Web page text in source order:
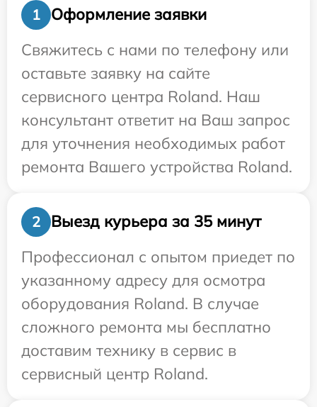
1
Оформление заявки
Свяжитесь с нами по телефону или
оставьте заявку на сайте
сервисного центра Roland. Наш
консультант ответит на Ваш запрос
для уточнения необходимых работ
ремонта Вашего устройства Roland.
2
Выезд курьера за 35 минут
Профессионал с опытом приедет по
указанному адресу для осмотра
оборудования Roland. В случае
сложного ремонта мы бесплатно
доставим технику в сервис в
сервисный центр Roland.